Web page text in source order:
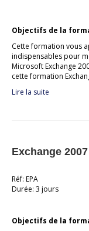
Objectifs de la
Cette formation vous
indispensables pour
Microsoft Exchange
cette formation
Lire la suite
Exchange
Réf: EPA
Durée: 3 jours
Objectifs de la